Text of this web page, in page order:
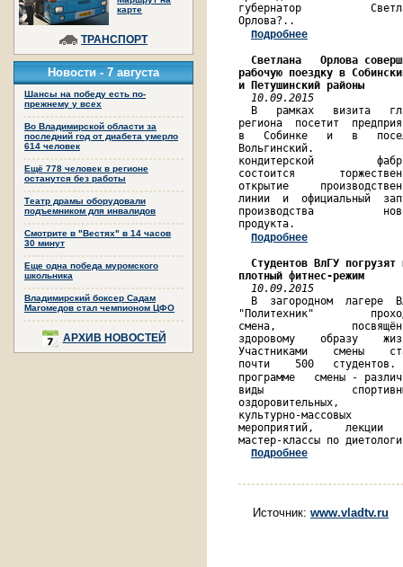
карте
ТРАНСПОРТ
Новости -7 августа
Шансы на победу есть по-
прежнему у всех
Во Владимирской области за
последний год от диабета умерло
614 человек
Ещё 778 человек в регионе
останутся без работы
Театр драмы оборудовали
подъемником для инвалидов
Смотрите в "Вестях" в 14 часов
30 минут
Еще одна победа муромского
школьника
Владимирский боксер Садам
Магомедов стал чемпионом ЦФО
АРХИВ НОВОСТЕЙ
губернатор
Подробнее
Светлана   Орлова
рабочую поездку в
и Петушинский районы
10.09.2015
В   рамках   визита
региона  посетит
в   Собинке   и
Вольгинский.
кондитерской
состоится
открытие
линии  и  официальный
производства
Подробнее
Студентов ВлГУ
плотный фитнес-режим
10.09.2015
В  загородном  лагере
"Политехник"
смена,
здоровому    образу
Участниками    смены
почти    500
программе
виды
мастер-
Подробнее
Источник: www.vladtv.ru